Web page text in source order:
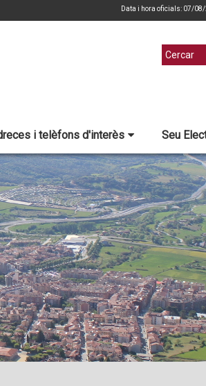
Data i hora oficials: 07/
i telèfons d'interès Seu